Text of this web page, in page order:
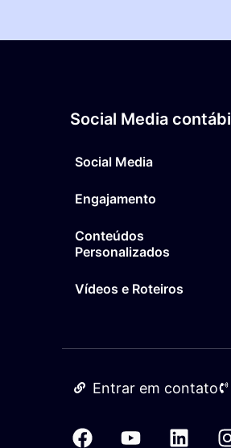
Social Media
Social Media
Engajamento
Conteúdos
Personalizados
Vídeos e Roteiros
Entrar em contato